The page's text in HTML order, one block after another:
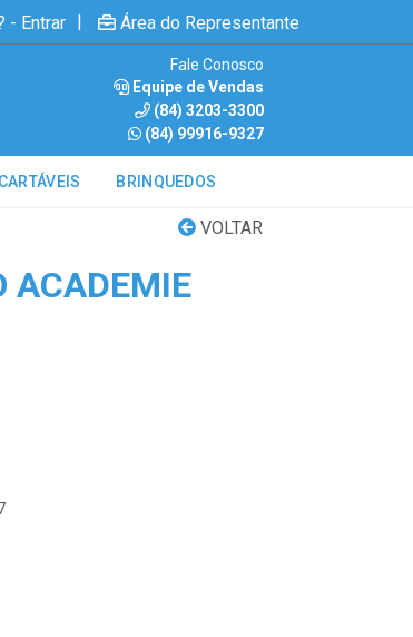
- Entrar | Área do Representante
Fale Conosco
Equipe de Vendas
(84) 3203-3300
(84) 99916-9327
BRINQUEDOS
VOLTAR
ACADEMIE